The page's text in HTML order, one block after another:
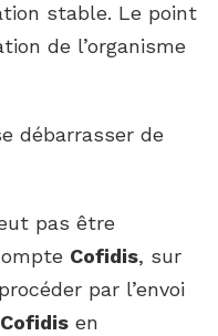
stable. Le point
de l’organisme
débarrasser de
pas être
Cofidis, sur
par l’envoi
Cofidis en